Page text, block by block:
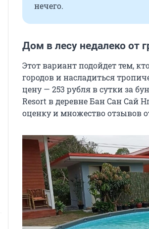
нечего.
Дом в лесу недалеко от
Этот вариант подойдет тем,
городов и насладиться
цену — 253 рубля в сутки за
Resort в деревне Бан Сан Сай
оценку и множество отзывов